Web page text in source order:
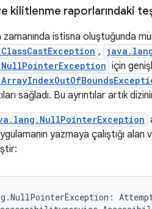
kilitlenme raporlarındaki
zamanında istisna oluştuğunda
,
için
sağladı. Bu ayrıntılar artık
yazmaya çalıştığı